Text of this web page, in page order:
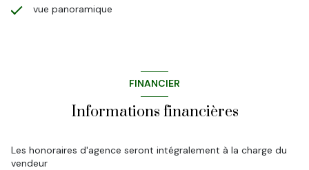
vue panoramique
FINANCIER
Informations financières
Les honoraires d'agence seront intégralement à la charge du
vendeur